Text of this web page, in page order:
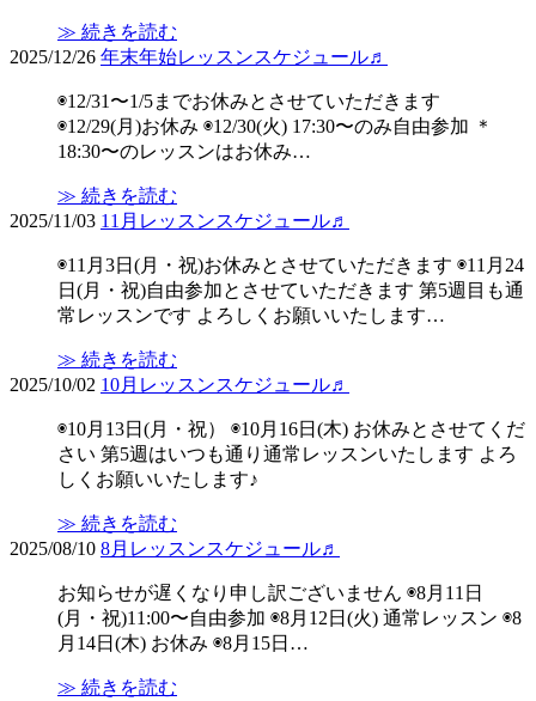
≫ 続きを読む
2025/12/26 年末年始レッスンスケジュール♬
◉12/31〜1/5までお休みとさせていただきます
◉12/29(月)お休み ◉12/30(火) 17:30〜のみ自由参加 ＊
18:30〜のレッスンはお休み…
≫ 続きを読む
2025/11/03 11月レッスンスケジュール♬
◉11月3日(月・祝)お休みとさせていただきます ◉11月24
日(月・祝)自由参加とさせていただきます 第5週目も通
常レッスンです よろしくお願いいたします…
≫ 続きを読む
2025/10/02 10月レッスンスケジュール♬
◉10月13日(月・祝） ◉10月16日(木) お休みとさせてくだ
さい 第5週はいつも通り通常レッスンいたします よろ
しくお願いいたします♪
≫ 続きを読む
2025/08/10 8月レッスンスケジュール♬
お知らせが遅くなり申し訳ございません ◉8月11日
(月・祝)11:00〜自由参加 ◉8月12日(火) 通常レッスン ◉8
月14日(木) お休み ◉8月15日…
≫ 続きを読む